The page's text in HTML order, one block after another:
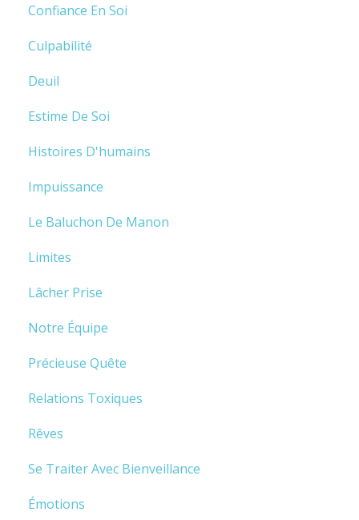
Confiance En Soi
Culpabilité
Deuil
Estime De Soi
Histoires D'humains
Impuissance
Le Baluchon De Manon
Limites
Lâcher Prise
Notre Équipe
Précieuse Quête
Relations Toxiques
Rêves
Se Traiter Avec Bienveillance
Émotions